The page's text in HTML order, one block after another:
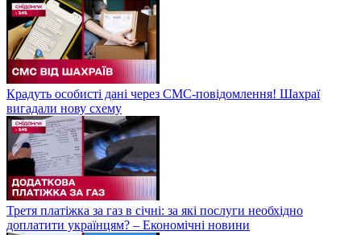
Крадуть особисті дані через СМС-повідомлення! Шахраї
вигадали нову схему
Третя платіжка за газ в січні: за які послуги необхідно
доплатити українцям? – Економічні новини